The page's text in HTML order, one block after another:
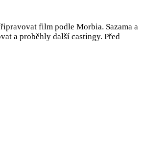
film podle Morbia. Sazama a
a proběhly další castingy. Před